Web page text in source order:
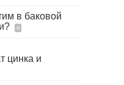
в баковой
6
цинка и